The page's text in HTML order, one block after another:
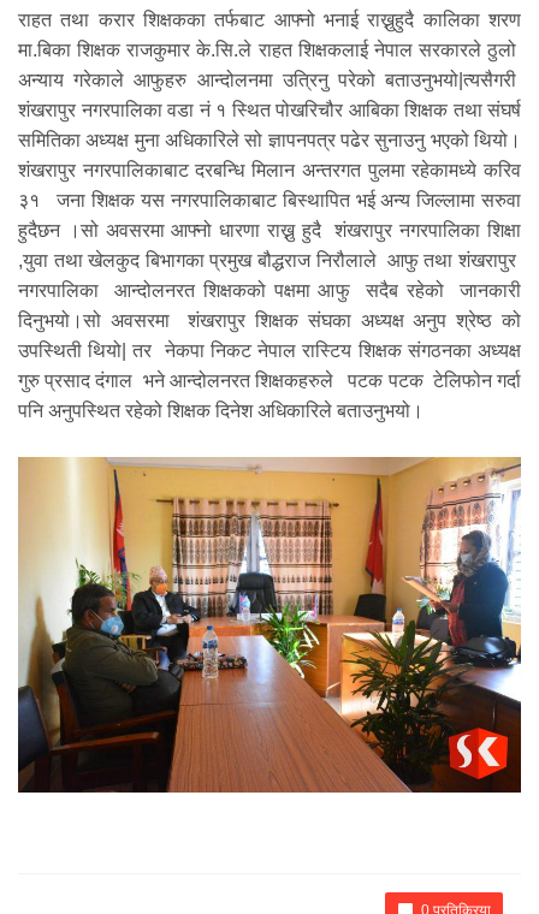
राहत तथा करार शिक्षकका तर्फबाट आफ्नो भनाई राख्नुहुदै कालिका शरण
मा.बिका शिक्षक राजकुमार के.सि.ले राहत शिक्षकलाई नेपाल सरकारले ठुलो
अन्याय गरेकाले आफुहरु आन्दोलनमा उत्रिनु परेको बताउनुभयो|त्यसैगरी
शंखरापुर नगरपालिका वडा नं १ स्थित पोखरिचौर आबिका शिक्षक तथा संघर्ष
समितिका अध्यक्ष मुना अधिकारिले सो ज्ञापनपत्र पढेर सुनाउनु भएको थियो।
शंखरापुर नगरपालिकाबाट दरबन्धि मिलान अन्तरगत पुलमा रहेकामध्ये करिव
३१ जना शिक्षक यस नगरपालिकाबाट बिस्थापित भई अन्य जिल्लामा सरुवा
हुदैछन ।सो अवसरमा आफ्नो धारणा राख्नु हुदै शंखरापुर नगरपालिका शिक्षा
,युवा तथा खेलकुद बिभागका प्रमुख बौद्धराज निरौलाले आफु तथा शंखरापुर
नगरपालिका आन्दोलनरत शिक्षकको पक्षमा आफु सदैब रहेको जानकारी
दिनुभयो।सो अवसरमा शंखरापुर शिक्षक संघका अध्यक्ष अनुप श्रेष्ठ को
उपस्थिती थियो| तर नेकपा निकट नेपाल रास्टिय शिक्षक संगठनका अध्यक्ष
गुरु प्रसाद दंगाल भने आन्दोलनरत शिक्षकहरुले पटक पटक टेलिफोन गर्दा
पनि अनुपस्थित रहेको शिक्षक दिनेश अधिकारिले बताउनुभयो।